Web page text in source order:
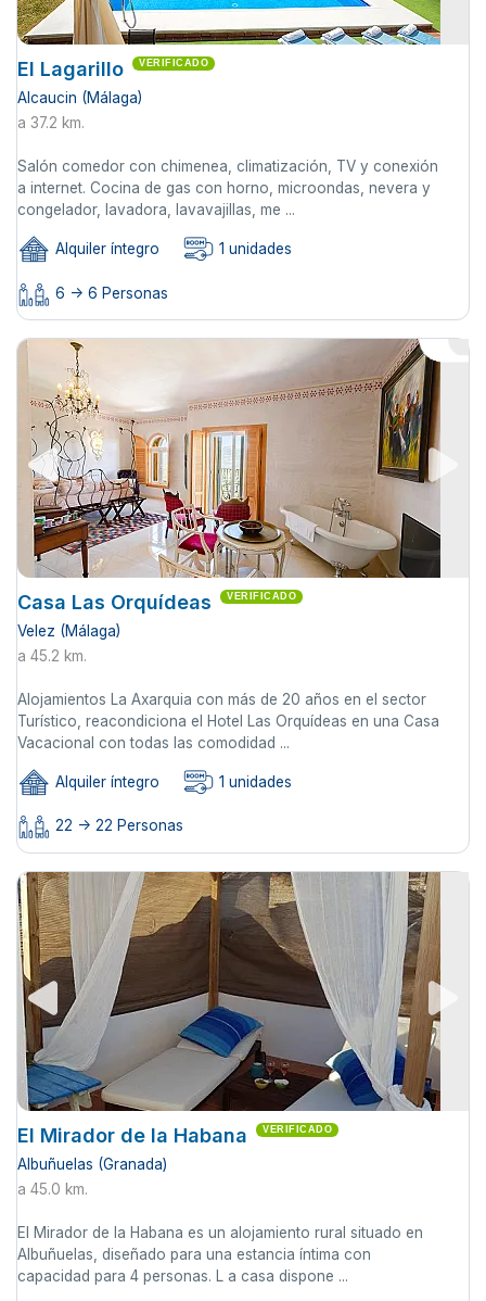
El Lagarillo VERIFICADO
Alcaucin (Málaga)
a 37.2 km.
Salón comedor con chimenea, climatización, TV y conexión
a internet. Cocina de gas con horno, microondas, nevera y
congelador, lavadora, lavavajillas, me ...
Alquiler íntegro 1 unidades
6 -> 6 Personas
Casa Las Orquídeas VERIFICADO
Velez (Málaga)
a 45.2 km.
Alojamientos La Axarquia con más de 20 años en el sector
Turístico, reacondiciona el Hotel Las Orquídeas en una Casa
Vacacional con todas las comodidad ...
Alquiler íntegro 1 unidades
22 -> 22 Personas
El Mirador de la Habana VERIFICADO
Albuñuelas (Granada)
a 45.0 km.
El Mirador de la Habana es un alojamiento rural situado en
Albuñuelas, diseñado para una estancia íntima con
capacidad para 4 personas. L a casa dispone ...